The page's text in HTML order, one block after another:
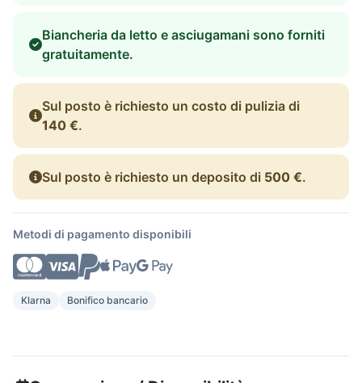
Biancheria da letto e asciugamani sono forniti
gratuitamente.
Sul posto è richiesto un costo di pulizia di
140 €.
Sul posto è richiesto un deposito di 500 €.
Metodi di pagamento disponibili
Klarna Bonifico bancario